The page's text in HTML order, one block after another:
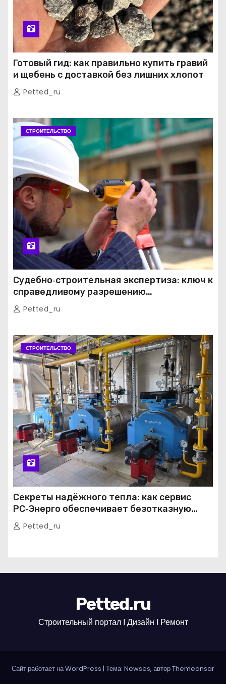
Готовый гид: как правильно купить гравий
и щебень с доставкой без лишних хлопот
Petted_ru
СТРОИТЕЛЬСТВО
Судебно‑строительная экспертиза: ключ к
справедливому разрешению
строительных споров
Petted_ru
СТРОИТЕЛЬСТВО
Секреты надёжного тепла: как сервис
РС‑Энерго обеспечивает безотказную
работу котельных в Москве и Подмосковье
Petted_ru
Petted.ru
Строительный портал l Дизайн l Ремонт
Сайт работает на WordPress | Тема: Newses, авторThemeansar